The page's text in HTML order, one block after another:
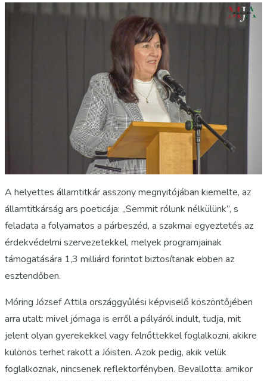
A helyettes államtitkár asszony megnyitójában kiemelte, az
államtitkárság ars poeticája: „Semmit rólunk nélkülünk”, s
feladata a folyamatos a párbeszéd, a szakmai egyeztetés az
érdekvédelmi szervezetekkel, melyek programjainak
támogatására 1,3 milliárd forintot biztosítanak ebben az
esztendőben.
Móring József Attila országgyűlési képviselő köszöntőjében
arra utalt: mivel jómaga is erről a pályáról indult, tudja, mit
jelent olyan gyerekekkel vagy felnőttekkel foglalkozni, akikre
különös terhet rakott a Jóisten. Azok pedig, akik velük
foglalkoznak, nincsenek reflektorfényben. Bevallotta: amikor